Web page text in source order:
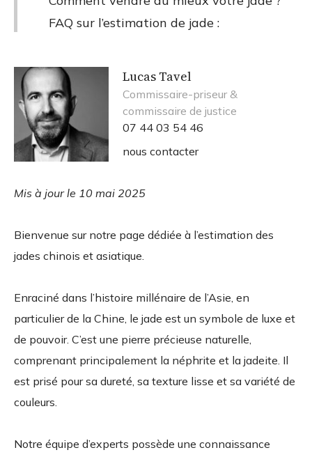
FAQ sur l’estimation de jade :
Lucas Tavel
Commissaire-priseur &
commissaire de justice
07 44 03 54 46
nous contacter
Mis à jour le 10 mai 2025
Bienvenue sur notre page dédiée à l’estimation des
jades chinois et asiatique.
Enraciné dans l’histoire millénaire de l’Asie, en
particulier de la Chine, le jade est un symbole de luxe et
de pouvoir. C’est une pierre précieuse naturelle,
comprenant principalement la néphrite et la jadeite. Il
est prisé pour sa dureté, sa texture lisse et sa variété de
couleurs.
Notre équipe d’experts possède une connaissance